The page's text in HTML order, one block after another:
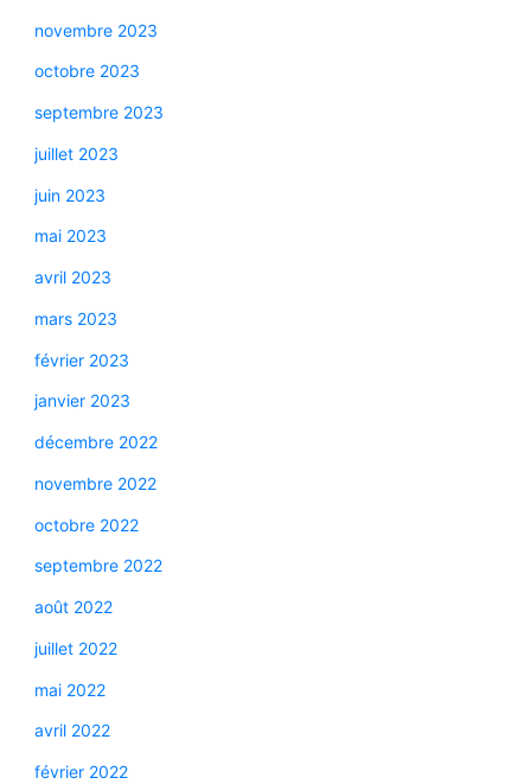
novembre 2023
octobre 2023
septembre 2023
juillet 2023
juin 2023
mai 2023
avril 2023
mars 2023
février 2023
janvier 2023
décembre 2022
novembre 2022
octobre 2022
septembre 2022
août 2022
juillet 2022
mai 2022
avril 2022
février 2022